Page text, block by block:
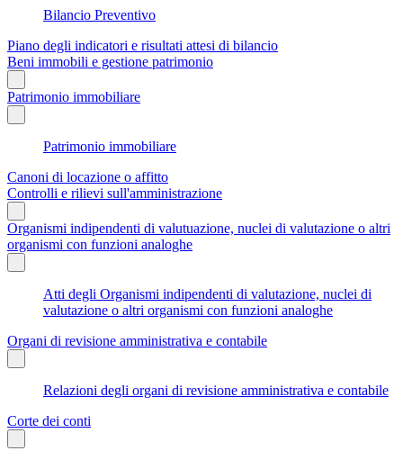
Bilancio Preventivo
Piano degli indicatori e risultati attesi di bilancio
Beni immobili e gestione patrimonio
Patrimonio immobiliare
Patrimonio immobiliare
Canoni di locazione o affitto
Controlli e rilievi sull'amministrazione
Organismi indipendenti di valutuazione, nuclei di valutazione o altri
organismi con funzioni analoghe
Atti degli Organismi indipendenti di valutazione, nuclei di
valutazione o altri organismi con funzioni analoghe
Organi di revisione amministrativa e contabile
Relazioni degli organi di revisione amministrativa e contabile
Corte dei conti